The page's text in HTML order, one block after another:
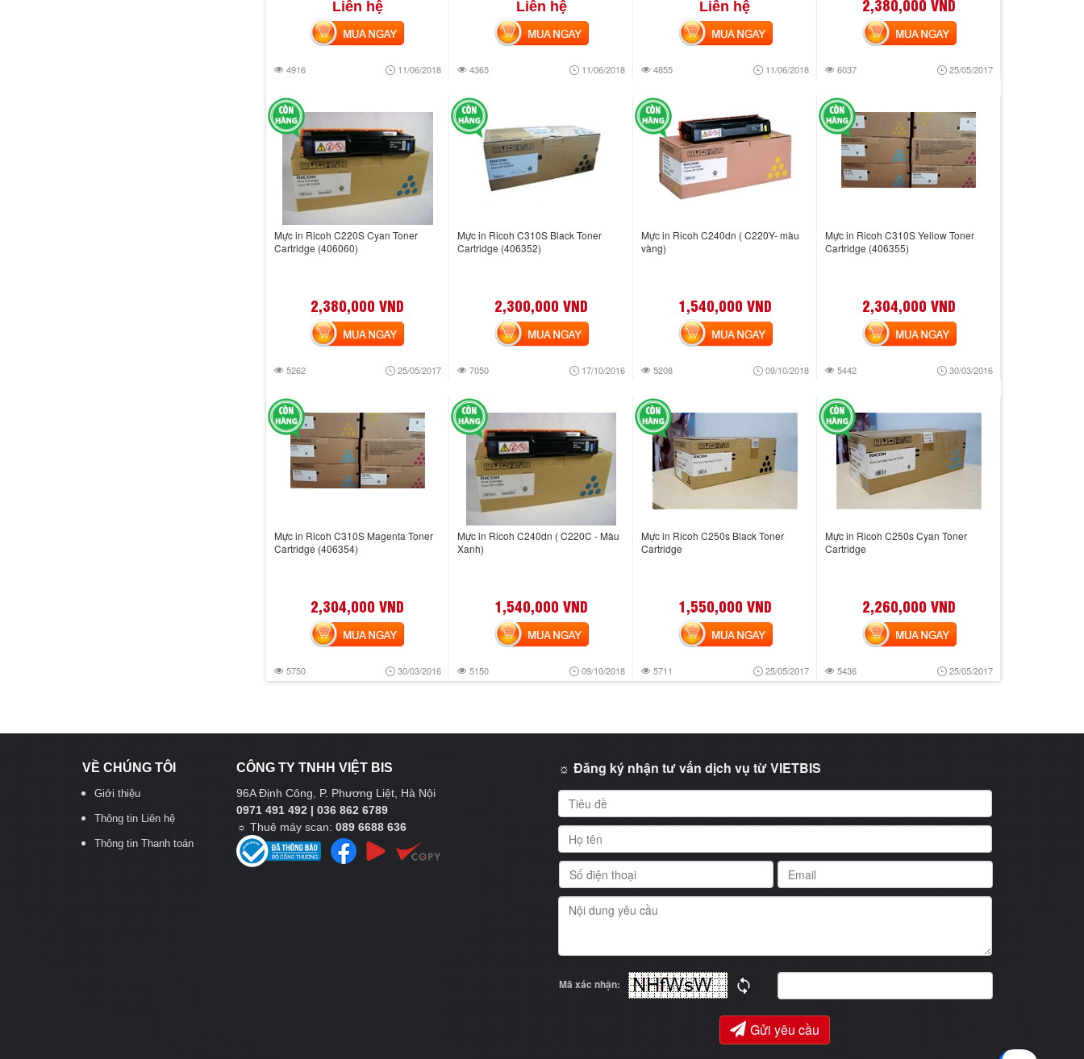
Liên hệ
4916 11/06/2018
MUA NGAY
Liên hệ
4365 11/06/2018
MUA NGAY
Liên hệ
4855 11/06/2018
MUA NGAY
2,380,000 VND
6037 25/05/2017
MUA NGAY
Mực in Ricoh C220S Cyan Toner
Cartridge (406060)
2,380,000 VND
5262 25/05/2017
MUA NGAY
Mực in Ricoh C310S Black Toner
Cartridge (406352)
2,300,000 VND
7050 17/10/2016
MUA NGAY
Mực in Ricoh C240dn ( C220Y- màu
vàng)
1,540,000 VND
5208 09/10/2018
MUA NGAY
Mực in Ricoh C310S Yellow Toner
Cartridge (406355)
2,304,000 VND
5442 30/03/2016
MUA NGAY
Mực in Ricoh C310S Magenta Toner
Cartridge (406354)
2,304,000 VND
5750 30/03/2016
MUA NGAY
Mực in Ricoh C240dn ( C220C - Màu
Xanh)
1,540,000 VND
5150 09/10/2018
MUA NGAY
Mực in Ricoh C250s Black Toner
Cartridge
1,550,000 VND
5711 25/05/2017
MUA NGAY
Mực in Ricoh C250s Cyan Toner
Cartridge
2,260,000 VND
5436 25/05/2017
MUA NGAY
VỀ CHÚNG TÔI
Giới thiệu
Thông tin Liên hệ
Thông tin Thanh toán
CÔNG TY TNHH VIỆT BIS
96A Định Công, P. Phương Liệt, Hà Nội
0971 491 492 | 036 862 6789
☼Thuê máy scan:089 6688 636
☼ Đăng ký nhận tư vấn dịch vụ từ VIETBIS
Mã xác nhận:
Gửi yêu cầu